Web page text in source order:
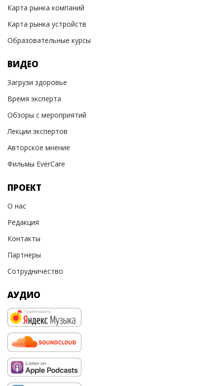
Карта рынка компаний
Карта рынка устройств
Образовательные курсы
ВИДЕО
Загрузи здоровье
Время эксперта
Обзоры с мероприятий
Лекции экспертов
Авторское мнение
Фильмы EverCare
ПРОЕКТ
О нас
Редакция
Контакты
Партнеры
Сотрудничество
АУДИО